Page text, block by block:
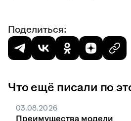
Поделиться:
Что ещё писали по
03.08.2026